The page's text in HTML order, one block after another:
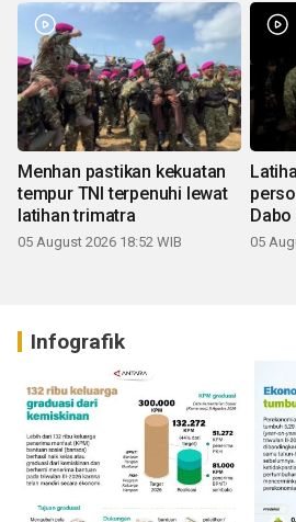
Menhan pastikan kekuatan
tempur TNI terpenuhi lewat
latihan trimatra
05 August 2026 18:52 WIB 05
Infografik